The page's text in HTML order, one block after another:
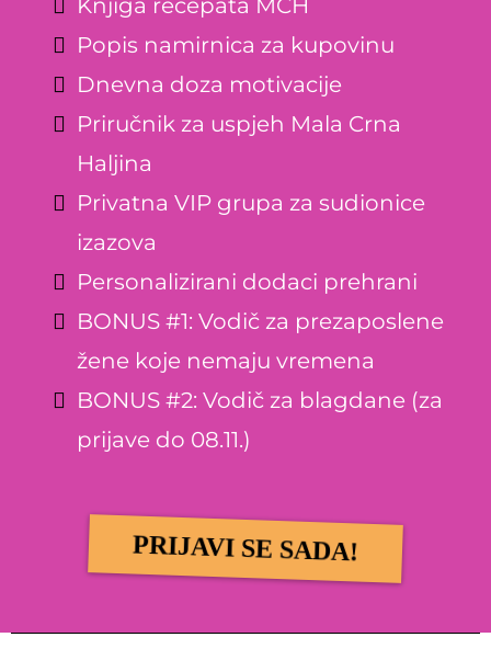
Knjiga recepata MCH
Popis namirnica za kupovinu
Dnevna doza motivacije
Priručnik za uspjeh Mala Crna
Haljina
Privatna VIP grupa za sudionice
izazova
Personalizirani dodaci prehrani
BONUS #1: Vodič za prezaposlene
žene koje nemaju vremena
BONUS #2: Vodič za blagdane (za
prijave do 08.11.)
PRIJAVI SE SADA!